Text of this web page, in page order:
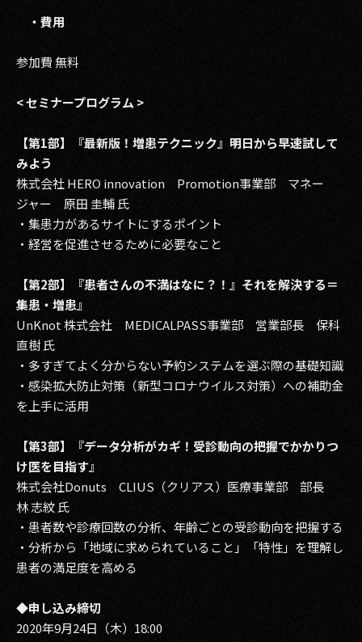
・費用
参加費 無料
< セミナープログラム>
【第1部】『最新版！増患テクニック』明日から早速試して
みよう
株式会社 HERO innovation Promotion事業部 マネー
ジャー 原田 圭輔 氏
・集患力があるサイトにするポイント
・経営を促進させるために必要なこと
【第2部】『患者さんの不満はなに？！』それを解決する＝
集患・増患』
UnKnot 株式会社 MEDICALPASS事業部 営業部長 保科
直樹 氏
・多すぎてよく分からない予約システムを選ぶ際の基礎知識
・感染拡大防止対策（新型コロナウイルス対策）への補助金
を上手に活用
【第3部】『データ分析がカギ！受診動向の把握でかかりつ
け医を目指す』
株式会社Donuts CLIUS（クリアス）医療事業部 部長
林 志紋 氏
・患者数や診療回数の分析、年齢ごとの受診動向を把握する
・分析から「地域に求められていること」「特性」を理解し
患者の満足度を高める
◆申し込み締切
2020年9月24日（木）18:00